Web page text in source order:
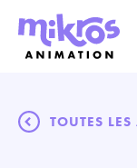
TOUTES LES